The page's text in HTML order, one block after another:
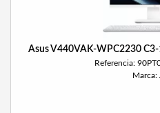
Asus V440VAK-WPC2230
Referencia:
Marca: